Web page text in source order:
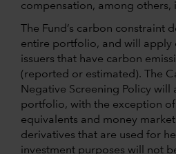
compensation, among others,
The Fund’s carbon constraint
entire portfolio, and will apply
issuers that have carbon
(reported or estimated). The
Negative Screening Policy
portfolio, with the exception of
equivalents and money
derivatives that are used for
investment purposes will not